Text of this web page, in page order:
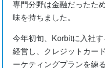
専門分野は金融だったた
味を持ちました。
今年初旬、Korbitに入社
経営し、クレジットカー
ーケティングプランを練